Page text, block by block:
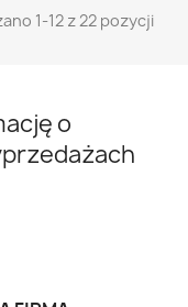
1-12 z 22 pozycji
o